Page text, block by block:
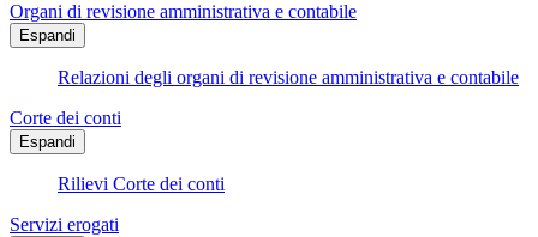
Organi di revisione amministrativa e contabile
Espandi
Relazioni degli organi di revisione amministrativa e contabile
Corte dei conti
Espandi
Rilievi Corte dei conti
Servizi erogati